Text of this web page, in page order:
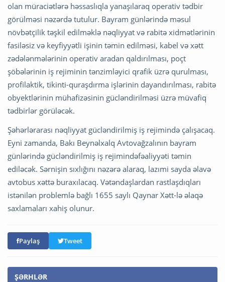
olan müraciətlərə həssaslıqla yanaşılaraq operativ tədbir
görülməsi nəzərdə tutulur. Bayram günlərində məsul
növbətçilik təşkil edilməklə nəqliyyat və rabitə xidmətlərinin
fasiləsiz və keyfiyyətli işinin təmin edilməsi, kabel və xətt
zədələnmələrinin operativ aradan qaldırılması, poçt
şöbələrinin iş rejiminin tənzimləyici qrafik üzrə qurulması,
profilaktik, tikinti-quraşdırma işlərinin dayandırılması, rabitə
obyektlərinin mühafizəsinin gücləndirilməsi üzrə müvafiq
tədbirlər görüləcək.
Şəhərlərarası nəqliyyat gücləndirilmiş iş rejimində çalışacaq.
Eyni zamanda, Bakı Beynəlxalq Avtovağzalının bayram
günlərində gücləndirilmiş iş rejimindəfəaliyyəti təmin
ediləcək. Sərnişin sıxlığını nəzərə alaraq, lazımi sayda əlavə
avtobus xəttə buraxılacaq. Vətəndaşlardan rastlaşdıqları
istənilən problemlə bağlı 1655 saylı Qaynar Xətt-lə əlaqə
saxlamaları xahiş olunur.
Paylaş Tweet
ŞƏRHLƏR